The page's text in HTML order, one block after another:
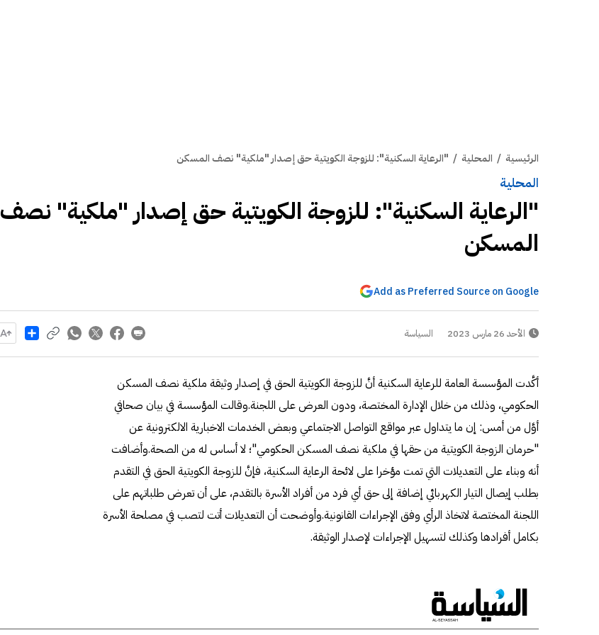
الرئيسية / المحلية / "الرعاية السكنية": للزوجة الكويتية حق إصدار "ملكية" نصف المسكن
المحلية
"الرعاية السكنية": للزوجة الكويتية حق إصدار "ملكية" نصف
المسكن
Add as Preferred Source on Google
الأحد 26 مارس 2023 السياسة Share
أكَّدت المؤسسة العامة للرعاية السكنية أنَّ للزوجة الكويتية الحق في إصدار وثيقة ملكية نصف المسكن
الحكومي، وذلك من خلال الإدارة المختصة، ودون العرض على اللجنة.وقالت المؤسسة في بيان صحافي
أوَّل من أمس: إن ما يتداول عبر مواقع التواصل الاجتماعي وبعض الخدمات الاخبارية الالكترونية عن
"حرمان الزوجة الكويتية من حقها في ملكية نصف المسكن الحكومي"؛ لا أساس له من الصحة.وأضافت
أنه وبناء على التعديلات التي تمت مؤخرا على لائحة الرعاية السكنية، فإنَّ للزوجة الكويتية الحق في التقدم
بطلب إيصال التيار الكهربائي إضافة إلى حق أي فرد من أفراد الأسرة بالتقدم، على أن تعرض طلباتهم على
اللجنة المختصة لاتخاذ الرأي وفق الإجراءات القانونية.وأوضحت أن التعديلات أتت لتصب في مصلحة الأسرة
بكامل أفرادها وكذلك لتسهيل الإجراءات لإصدار الوثيقة.